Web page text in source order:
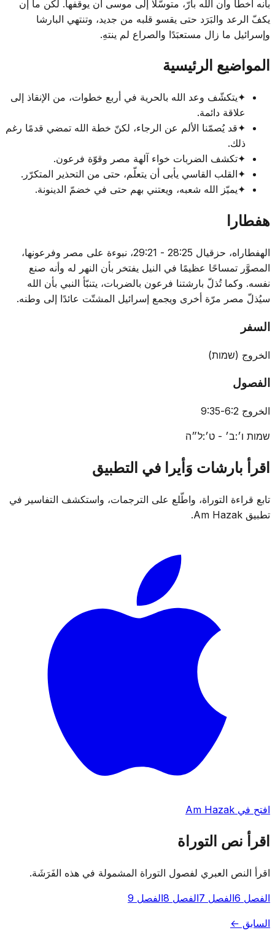
بأنه أخطأ وأن الله بارّ، متوسّلًا إلى موسى أن يوقفها. لكن ما إن
يكفّ الرعد والبَرَد حتى يقسو قلبه من جديد، وتنتهي البارشا
وإسرائيل ما زال مستعبَدًا والصراع لم ينتهِ.
المواضيع الرئيسية
✦يتكشّف وعد الله بالحرية في أربع خطوات، من الإنقاذ إلى
علاقة دائمة.
✦قد يُصمّنا الألم عن الرجاء، لكنّ خطة الله تمضي قدمًا رغم
ذلك.
✦تكشف الضربات خواء آلهة مصر وقوّة فرعون.
✦القلب القاسي يأبى أن يتعلّم، حتى من التحذير المتكرّر.
✦يميّز الله شعبه، ويعتني بهم حتى في خضمّ الدينونة.
هفطارا
الهفطاراه، حزقيال 28:25 - 29:21، نبوءة على مصر وفرعونها،
المصوَّر تمساحًا عظيمًا في النيل يفتخر بأن النهر له وأنه صنع
نفسه. وكما تُذلّ بارشتنا فرعون بالضربات، يتنبّأ النبي بأن الله
سيُذلّ مصر مرّة أخرى ويجمع إسرائيل المشتّت عائدًا إلى وطنه.
السفر
الخروج (שמות)
الفصول
الخروج 6:2-9:35
שמות ו׳:ב׳ - ט׳:ל״ה
اقرأ بارشات وَأيرا في التطبيق
تابع قراءة التوراة، واطّلع على الترجمات، واستكشف التفاسير في
تطبيق Am Hazak.
افتح في Am Hazak
اقرأ نص التوراة
اقرأ النص العبري لفصول التوراة المشمولة في هذه الفَرَشَة.
الفصل 6 الفصل 7 الفصل 8 الفصل 9
السابق ←